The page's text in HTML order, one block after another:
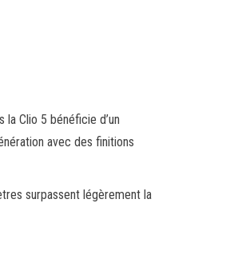
Clio 5 bénéficie d’un
avec des finitions
surpassent légèrement la